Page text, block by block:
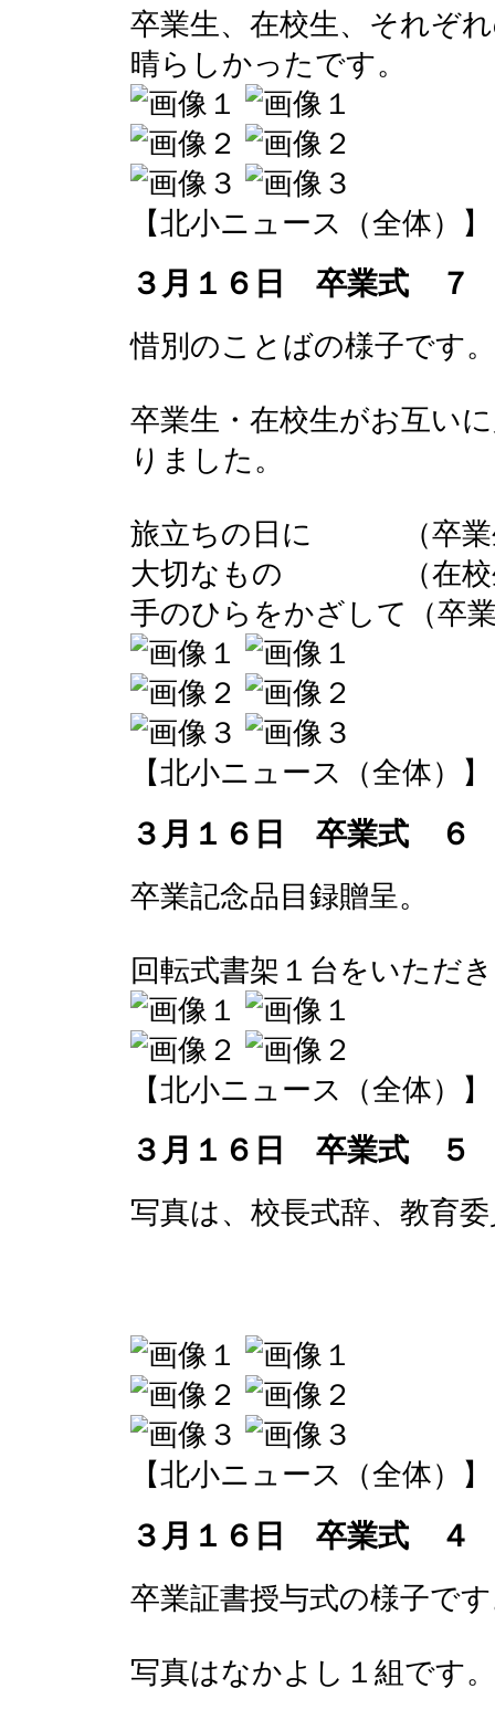
卒業生、在校生、それぞ
晴らしかったです。
【北小ニュース（全体）
３月１６日 卒業式 ７
惜別のことばの様子です。
卒業生・在校生がお互い
りました。
旅立ちの日に （卒業
大切なもの （在校
手のひらをかざして（卒
【北小ニュース（全体）
３月１６日 卒業式 ６
卒業記念品目録贈呈。
回転式書架１台をいただ
【北小ニュース（全体）
３月１６日 卒業式 ５
写真は、校長式辞、教育
【北小ニュース（全体）
３月１６日 卒業式 ４
卒業証書授与式の様子で
写真はなかよし１組です。